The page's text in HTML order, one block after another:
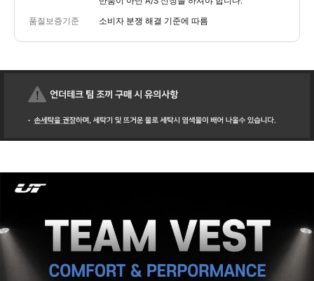
품질보증기준 소비자 분쟁 해결 기준에 따름